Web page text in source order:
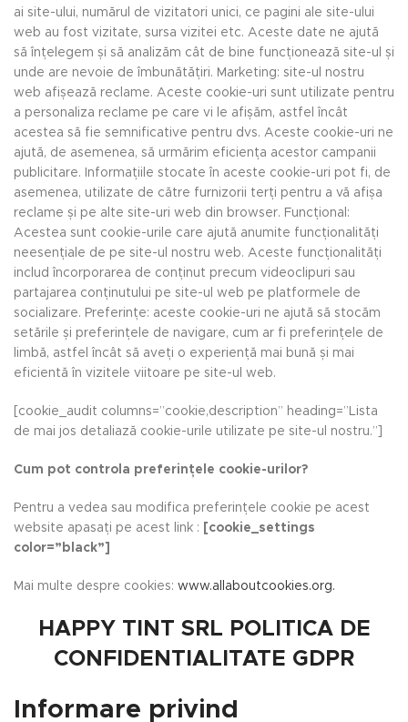
ai site-ului, numărul de vizitatori unici, ce pagini ale site-ului
web au fost vizitate, sursa vizitei etc. Aceste date ne ajută
să înțelegem și să analizăm cât de bine funcționează site-ul și
unde are nevoie de îmbunătățiri. Marketing: site-ul nostru
web afișează reclame. Aceste cookie-uri sunt utilizate pentru
a personaliza reclame pe care vi le afișăm, astfel încât
acestea să fie semnificative pentru dvs. Aceste cookie-uri ne
ajută, de asemenea, să urmărim eficiența acestor campanii
publicitare. Informațiile stocate în aceste cookie-uri pot fi, de
asemenea, utilizate de către furnizorii terți pentru a vă afișa
reclame și pe alte site-uri web din browser. Funcțional:
Acestea sunt cookie-urile care ajută anumite funcționalități
neesențiale de pe site-ul nostru web. Aceste funcționalități
includ încorporarea de conținut precum videoclipuri sau
partajarea conținutului pe site-ul web pe platformele de
socializare. Preferințe: aceste cookie-uri ne ajută să stocăm
setările și preferințele de navigare, cum ar fi preferințele de
limbă, astfel încât să aveți o experiență mai bună și mai
eficientă în vizitele viitoare pe site-ul web.
[cookie_audit columns=”cookie,description” heading=”Lista
de mai jos detaliază cookie-urile utilizate pe site-ul nostru.”]
Cum pot controla preferințele cookie-urilor?
Pentru a vedea sau modifica preferințele cookie pe acest
website apasați pe acest link :
[cookie_settings
color=”black”]
Mai multe despre cookies: www.allaboutcookies.org.
HAPPY TINT SRL POLITICA DE
CONFIDENTIALITATE GDPR
Informare privind